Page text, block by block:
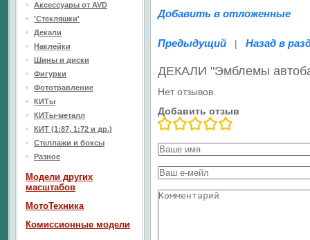
Добавить в отложенные
Предыдущий | Назад в
ДЕКАЛИ "Эмблемы
Нет отзывов.
Добавить отзыв
Аксессуары от AVD
'Стекляшки'
Декали
Наклейки
Шины и диски
Фигурки
Фототравление
КИТы
КИТы-металл
КИТ (1:87, 1:72 и др.)
Стеллажи и боксы
Разное
Модели других
масштабов
МотоТехника
Комиссионные модели